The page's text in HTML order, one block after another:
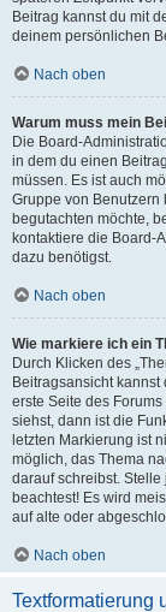
Beitrag kannst du mit
deinem persönlichen
Nach oben
Warum muss mein
Die Board-
in dem du einen
müssen. Es ist auch
Gruppe von Benutzern
begutachten möchte,
kontaktiere die Board-
dazu benötigst.
Nach oben
Wie markiere ich ein
Durch Klicken des
Beitragsansicht
erste Seite des
siehst, dann ist die
letzten Markierung ist
möglich, das Thema
darauf schreibst.
beachtest! Es wird
auf alte oder
Nach oben
Textformatierung